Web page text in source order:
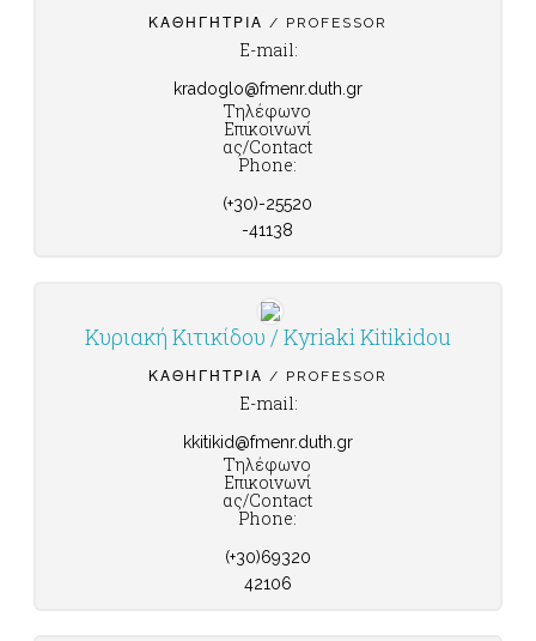
ΚΑΘΗΓΉΤΡΙΑ / PROFESSOR
E-mail:
kradoglo@fmenr.duth.gr
Τηλέφωνο
Επικοινωνί
ας/Contact
Phone:
(+30)-25520
-41138
Κυριακή Κιτικίδου / Kyriaki Kitikidou
ΚΑΘΗΓΉΤΡΙΑ / PROFESSOR
E-mail:
kkitikid@fmenr.duth.gr
Τηλέφωνο
Επικοινωνί
ας/Contact
Phone:
(+30)69320
42106